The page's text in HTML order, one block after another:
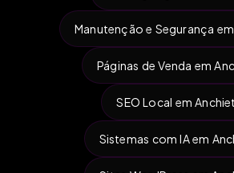
Manutenção e Segurança
Páginas de Venda em
SEO Local em
Sistemas com IA em